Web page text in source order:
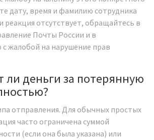
дату, время и фамилию сотрудника
реакция отсутствует, обращайтесь в
Почты России и в
жалобой на нарушение прав
ли деньги за потерянную
отправления. Для обычных простых
часто ограничена суммой
(если она была указана) или